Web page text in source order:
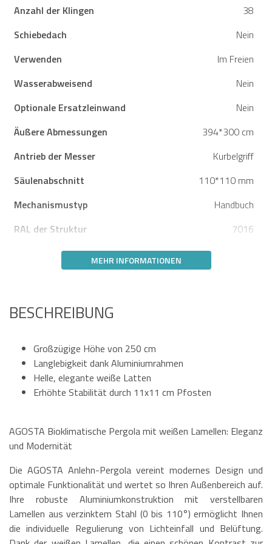
Anzahl der Klingen
38
Schiebedach
Nein
Verwenden
Im Freien
Wasserabweisend
Nein
Optionale Ersatzleinwand
Nein
Äußere Abmessungen
394*300 cm
Antrieb der Messer
Kurbelgriff
Säulenabschnitt
110*110 mm
Mechanismustyp
Handbuch
RAL der Struktur
7016
MEHR INFORMATIONEN
BESCHREIBUNG
Großzügige Höhe von 250 cm
Langlebigkeit dank Aluminiumrahmen
Helle, elegante weiße Latten
Erhöhte Stabilität durch 11x11 cm Pfosten
AGOSTA Bioklimatische Pergola mit weißen Lamellen: Eleganz
und Modernität
Die AGOSTA Anlehn-Pergola vereint modernes Design und
optimale Funktionalität und wertet so Ihren Außenbereich auf.
Ihre robuste Aluminiumkonstruktion mit verstellbaren
Lamellen aus verzinktem Stahl (0 bis 110°) ermöglicht Ihnen
die individuelle Regulierung von Lichteinfall und Belüftung.